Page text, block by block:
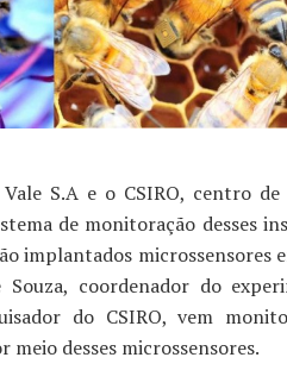
S.A e o CSIRO, centro de
de monitoração desses
implantados microssensores
coordenador do
do CSIRO, vem
desses microssensores.